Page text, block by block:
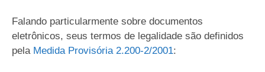
Falando particularmente sobre documentos
eletrônicos, seus termos de legalidade são definidos
pela Medida Provisória 2.200-2/2001: